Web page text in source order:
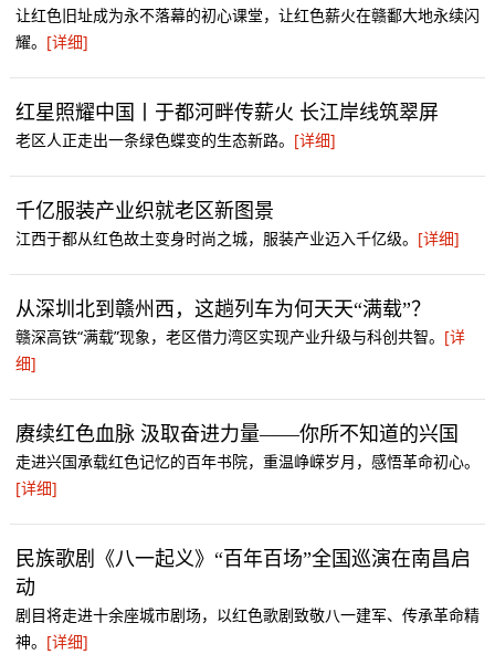
让红色旧址成为永不落幕的初心课堂，让红色薪火在赣鄱大地永续闪
耀。 [详细]
红星照耀中国丨于都河畔传薪火 长江岸线筑翠屏
老区人正走出一条绿色蝶变的生态新路。 [详细]
千亿服装产业织就老区新图景
江西于都从红色故土变身时尚之城，服装产业迈入千亿级。 [详细]
从深圳北到赣州西，这趟列车为何天天“满载”？
赣深高铁“满载”现象，老区借力湾区实现产业升级与科创共智。 [详
细]
赓续红色血脉 汲取奋进力量——你所不知道的兴国
走进兴国承载红色记忆的百年书院，重温峥嵘岁月，感悟革命初心。
[详细]
民族歌剧《八一起义》“百年百场”全国巡演在南昌启
动
剧目将走进十余座城市剧场，以红色歌剧致敬八一建军、传承革命精
神。 [详细]